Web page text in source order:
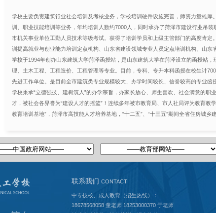
学校主要负责建筑行业社会培训及考核业务，学校培训硬件设施完善，师资力量雄
训、职业技能培训等业务，年均培训人数约7000人，同时承办了菏泽市建设行业吊
市机关事业单位工勤人员技术等级考试。获得了培训学员和上级主管部门的高度肯
训提高就业与创业能力培训定点机构、山东省建设领域专业人员定点培训机构、山东
学校于1994年创办山东建筑大学菏泽函授站，是山东建筑大学在菏泽设立的函授站
理、土木工程、工程造价、工程管理等专业。目前，专科、专升本科函授在校生计
先进工作单位。是目前全市建筑类专业规模较大、办学时间较长、信誉较高的专业函
学校秉承“立德强技、建树筑人”的办学宗旨，办家长放心、师生喜欢、社会满意的职
才，被社会各界誉为“建设人才的摇篮”！连续多年被市教育局、市人社局评为教育教
教育培训基地”，菏泽市高技能人才培养基地，“十二五”、“十三五”期间全省住房城乡
联系我们CONTACT
中专技校、成人教育（招生热线）：
18678568058 童老师 18253000370 于老师